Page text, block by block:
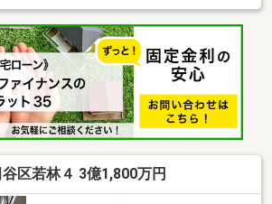
とりある住まいが実現可能・仕様・間取り
ルに合わせた設計対応『 ロケーション
羽駅11分 … 通勤・通学もスムーズ・都心へ
の幅が広がる立地『 サポート内容 』・仕
／資金計画のご相談可能＝＝＝＝＝＝＝＝
＝＝＝＝＝
区若林４ 3億1,800万円